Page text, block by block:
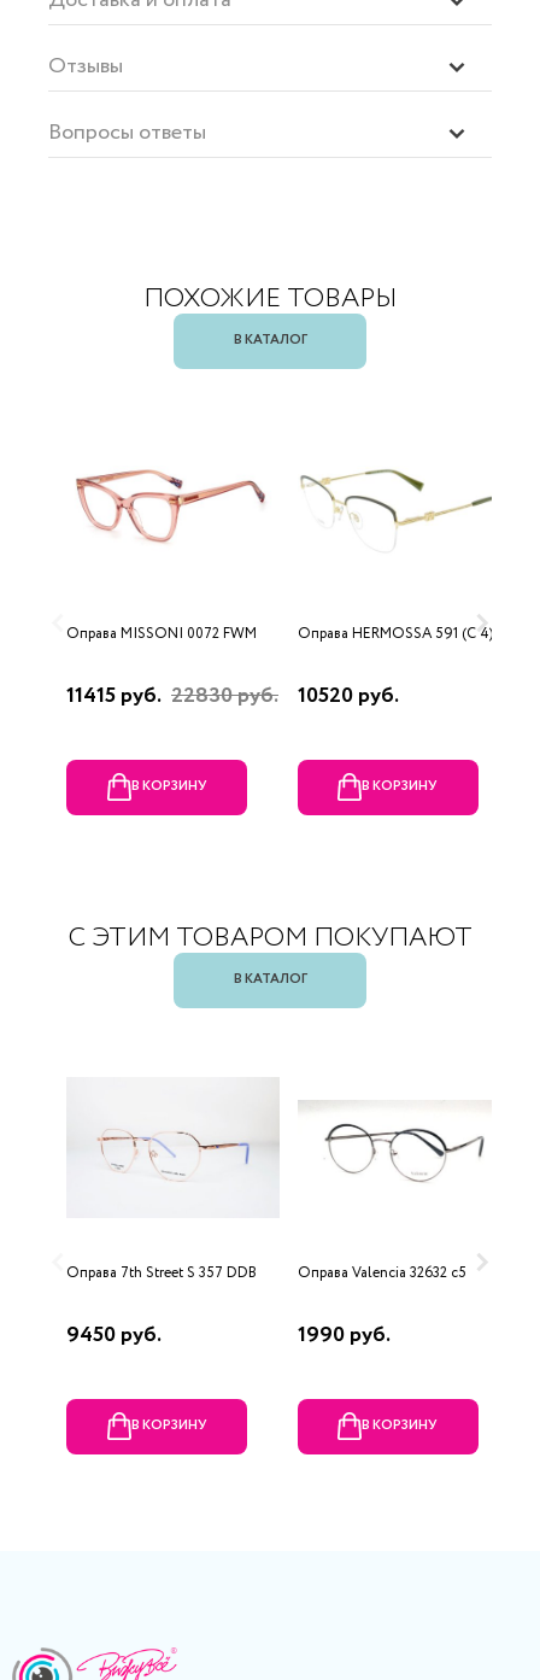
Отзывы
Вопросы ответы
ПОХОЖИЕ ТОВАРЫ
В КАТАЛОГ
Оправа MISSONI 0072 FWM
11415 руб. 22830 руб.
В КОРЗИНУ
Оправа HERMOSSA 591 (C 4)
10520 руб.
В КОРЗИНУ
С ЭТИМ ТОВАРОМ ПОКУПАЮТ
В КАТАЛОГ
Оправа 7th Street S 357 DDB
9450 руб.
В КОРЗИНУ
Оправа Valencia 32632 c5
1990 руб.
В КОРЗИНУ